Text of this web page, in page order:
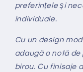
preferințele și
individuale.
Cu un design
adaugă o notă
birou. Cu finisaje